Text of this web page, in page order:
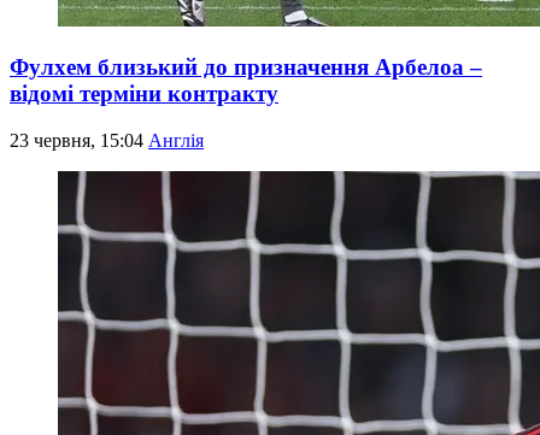
Фулхем близький до призначення Арбелоа –
відомі терміни контракту
23 червня, 15:04 Англія